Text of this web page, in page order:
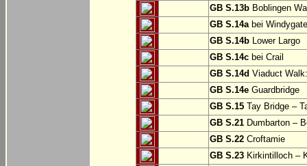
GB S.13b Boblingen
GB S.14abei
GB S.14b Lower Largo
GB S.14c bei Crail
GB S.14d Viaduct
GB S.14e Guardbridge
GB S.15 Tay Bridge –
GB S.21 Dumbarton –
GB S.22 Croftamie
GB S.23 Kirkintilloch –